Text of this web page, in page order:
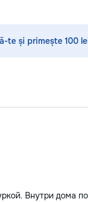
вас
te și primește 100
Внутри дома